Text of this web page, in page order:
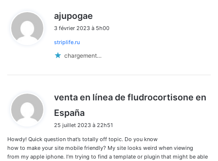
ajupogae
t
3 février 2023 à 5h00
striplife.ru
chargement…
venta en línea de fludrocortisone en
España
t
:
25 juillet 2023 à 22h51
Howdy! Quick question that’s totally off topic. Do you know
how to make your site mobile friendly? My site looks weird when viewing
from my apple iphone. I’m trying to find a template or plugin that might be able